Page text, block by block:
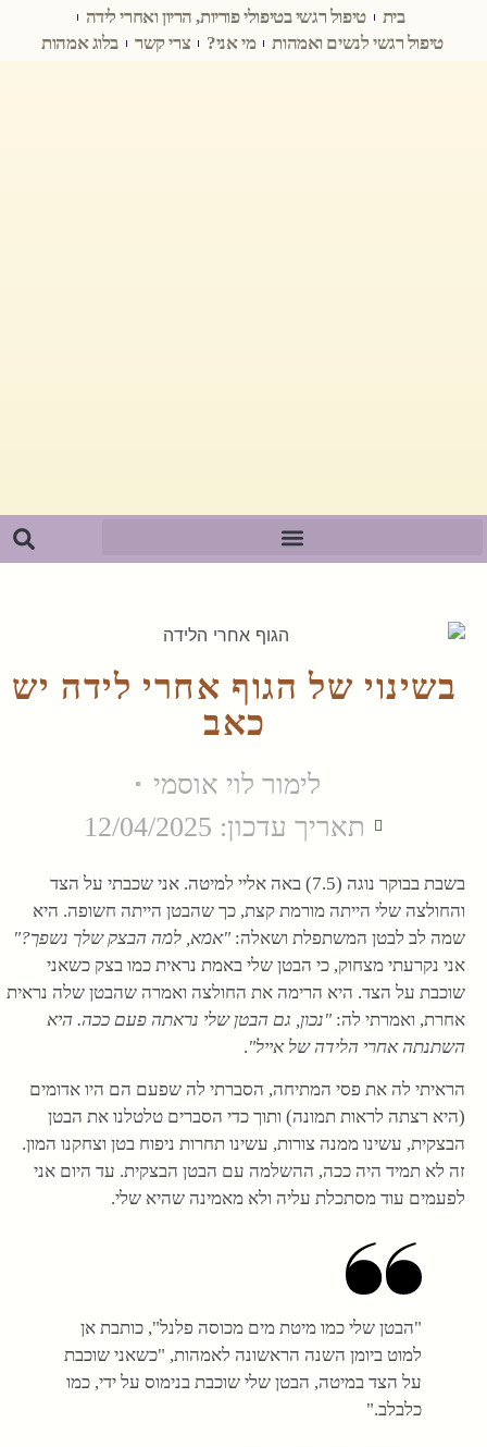
בית
טיפול רגשי בטיפולי פוריות, הריון ואחרי לידה
טיפול רגשי לנשים ואמהות
מי אני? צרי קשר בלוג אמהות
בשינוי של הגוף אחרי לידה יש
כאב
לימור לוי אוסמי
תאריך עדכון: 12/04/2025
בשבת בבוקר נוגה (7.5) באה אליי למיטה. אני שכבתי על הצד
והחולצה שלי הייתה מורמת קצת, כך שהבטן הייתה חשופה. היא
שמה לב לבטן המשתפלת ושאלה: "אמא, למה הבצק שלך נשפך?"
אני נקרעתי מצחוק, כי הבטן שלי באמת נראית כמו בצק כשאני
שוכבת על הצד. היא הרימה את החולצה ואמרה שהבטן שלה נראית
אחרת, ואמרתי לה: "נכון, גם הבטן שלי נראתה פעם ככה. היא
השתנתה אחרי הלידה של אייל".
הראיתי לה את פסי המתיחה, הסברתי לה שפעם הם היו אדומים
(היא רצתה לראות תמונה) ותוך כדי הסברים טלטלנו את הבטן
הבצקית, עשינו ממנה צורות, עשינו תחרות ניפוח בטן וצחקנו המון.
זה לא תמיד היה ככה, ההשלמה עם הבטן הבצקית. עד היום אני
לפעמים עוד מסתכלת עליה ולא מאמינה שהיא שלי.
"הבטן שלי כמו מיטת מים מכוסה פלנל", כותבת אן
למוט ביומן השנה הראשונה לאמהות, "כשאני שוכבת
על הצד במיטה, הבטן שלי שוכבת בנימוס על ידי, כמו
כלבלב."